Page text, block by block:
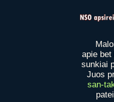
apie
sunkiai
Juos
san-